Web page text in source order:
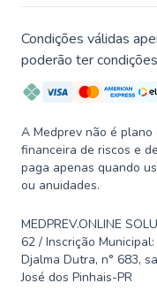
Condições válidas
poderão ter
A Medprev não é
financeira de riscos e
paga apenas quando
ou anuidades.
MEDPREV.ONLINE
62 / Inscrição
Djalma Dutra, n° 683,
José dos Pinhais-PR